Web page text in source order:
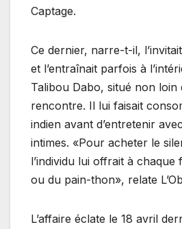
Captage.
Ce dernier, narre-t-il,
et l’entraînait parfois à
Talibou Dabo, situé non loin
rencontre. Il lui faisait
indien avant d’entretenir
intimes. «Pour acheter le
l’individu lui offrait à chaque
ou du pain-thon», relate
L’affaire éclate le 18 avril